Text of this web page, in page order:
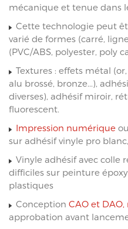
mécanique et tenue dans
Cette technologie peut
varié de formes (carré,
(PVC/ABS, polyester, poly
Textures : effets métal
alu brossé, bronze...),
diverses), adhésif miroir,
fluorescent.
Impression numérique
sur adhésif vinyle pro
Vinyle adhésif avec colle
difficiles sur peinture
plastiques
Conception CAO et
approbation avant